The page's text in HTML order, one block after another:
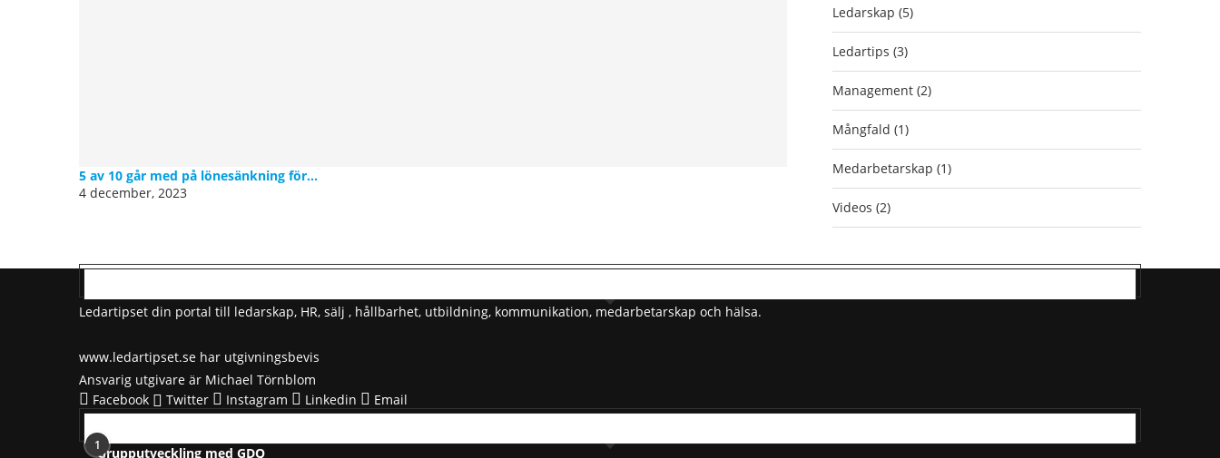
5 av 10 går med på lönesänkning för...
4 december, 2023
Ledarskap (5)
Ledartips (3)
Management (2)
Mångfald (1)
Medarbetarskap (1)
Videos (2)
Ledartipset din portal till ledarskap, HR, sälj , hållbarhet, utbildning, kommunikation, medarbetarskap och hälsa.
www.ledartipset.se har utgivningsbevis
Ansvarig utgivare är Michael Törnblom
Facebook
Twitter Instagram Linkedin
Email
1Grupputveckling med GDQ